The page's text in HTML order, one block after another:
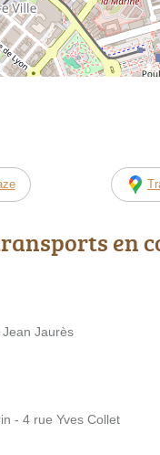
en
Jaurès
- 4 rue Yves Collet